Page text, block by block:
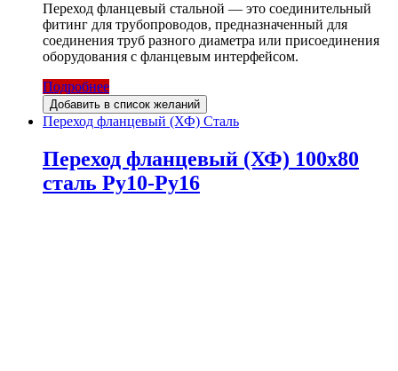
Переход фланцевый стальной — это соединительный
фитинг для трубопроводов, предназначенный для
соединения труб разного диаметра или присоединения
оборудования с фланцевым интерфейсом.
Подробнее
Добавить в список желаний
Переход фланцевый (ХФ) Сталь
Переход фланцевый (ХФ) 100х80
сталь Ру10-Ру16